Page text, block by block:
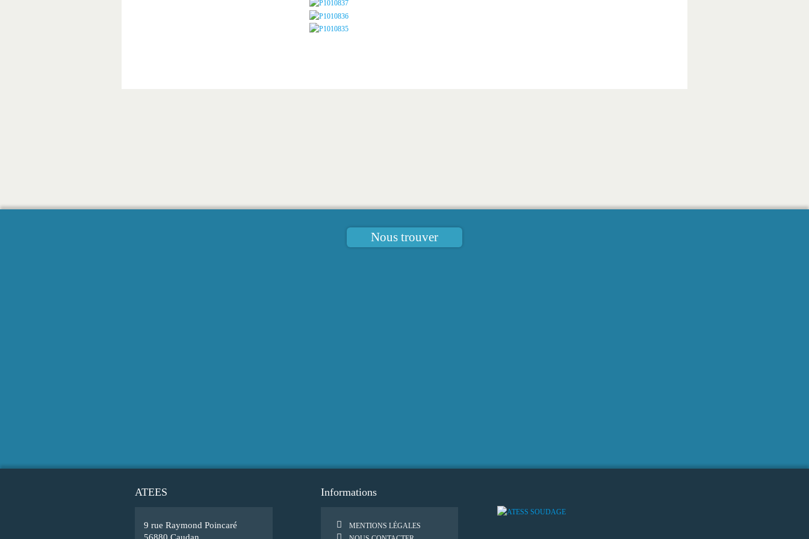
Nous trouver
ATEES
9 rue Raymond Poincaré
56880 Caudan
Informations
MENTIONS LÉGALES